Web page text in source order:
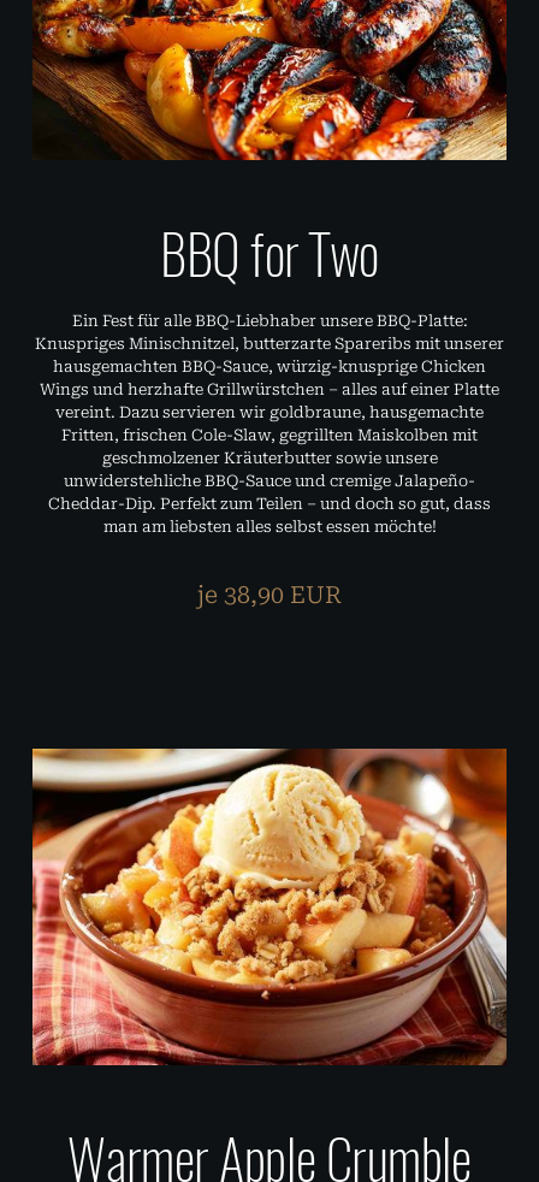
BBQ for Two
Ein Fest für alle BBQ-Liebhaber unsere BBQ-Platte:
Knuspriges Minischnitzel, butterzarte Spareribs mit unserer
hausgemachten BBQ-Sauce, würzig-knusprige Chicken
Wings und herzhafte Grillwürstchen – alles auf einer Platte
vereint. Dazu servieren wir goldbraune, hausgemachte
Fritten, frischen Cole-Slaw, gegrillten Maiskolben mit
geschmolzener Kräuterbutter sowie unsere
unwiderstehliche BBQ-Sauce und cremige Jalapeño-
Cheddar-Dip. Perfekt zum Teilen – und doch so gut, dass
man am liebsten alles selbst essen möchte!
je 38,90 EUR
Warmer Apple Crumble